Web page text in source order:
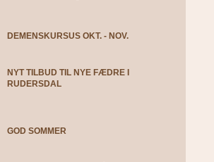
DEMENSKURSUS OKT. - NOV.
NYT TILBUD TIL NYE FÆDRE I
RUDERSDAL
GOD SOMMER